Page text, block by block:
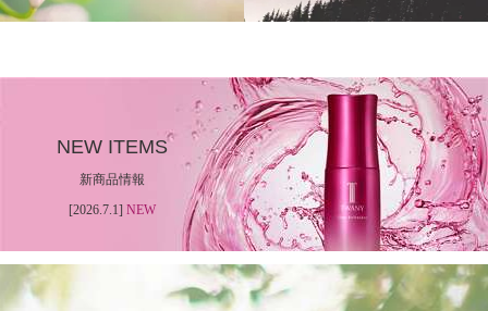
NEW ITEMS
新商品情報
[2026.7.1] NEW